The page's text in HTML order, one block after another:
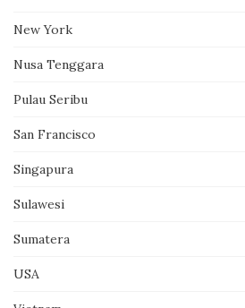
New York
Nusa Tenggara
Pulau Seribu
San Francisco
Singapura
Sulawesi
Sumatera
USA